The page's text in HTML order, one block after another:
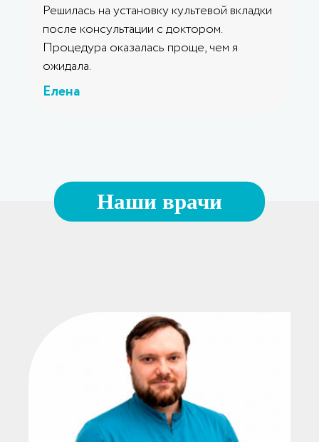
Решилась на установку культевой вкладки
после консультации с доктором.
Процедура оказалась проще, чем я
ожидала.
Елена
Наши врачи